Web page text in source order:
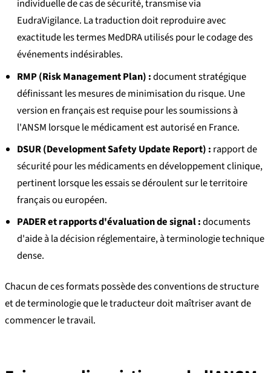
individuelle de cas de sécurité, transmise via
EudraVigilance. La traduction doit reproduire avec
exactitude les termes MedDRA utilisés pour le codage des
événements indésirables.
RMP (Risk Management Plan) :document stratégique
définissant les mesures de minimisation du risque. Une
version en français est requise pour les soumissions à
l'ANSM lorsque le médicament est autorisé en France.
DSUR (Development Safety Update Report) : rapport de
sécurité pour les médicaments en développement clinique,
pertinent lorsque les essais se déroulent sur le territoire
français ou européen.
PADER et rapports d'évaluation de signal :documents
d'aide à la décision réglementaire, à terminologie technique
dense.
Chacun de ces formats possède des conventions de structure
et de terminologie que le traducteur doit maîtriser avant de
commencer le travail.